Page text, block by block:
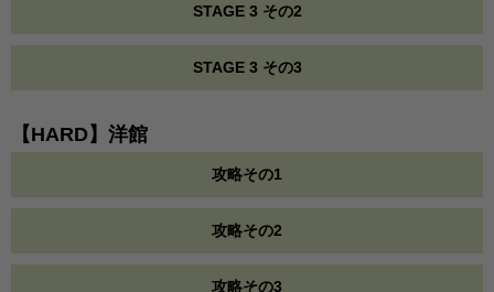
STAGE 3 その2
STAGE 3 その3
【HARD】洋館
攻略その1
攻略その2
攻略その3